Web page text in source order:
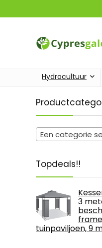
Hydrocultuur
Een categorie
Topdeals!!
3
tuinpaviljoen, 9